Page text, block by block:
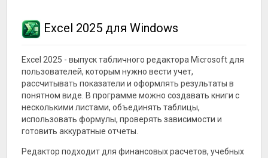
Excel 2025 для Windows
Excel 2025 - выпуск табличного редактора Microsoft для
пользователей, которым нужно вести учет,
рассчитывать показатели и оформлять результаты в
понятном виде. В программе можно создавать книги с
несколькими листами, объединять таблицы,
использовать формулы, проверять зависимости и
готовить аккуратные отчеты.
Редактор подходит для финансовых расчетов, учебных